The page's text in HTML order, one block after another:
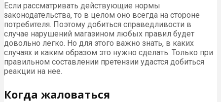
Если рассматривать действующие нормы
законодательства, то в целом оно всегда на стороне
потребителя. Поэтому добиться справедливости в
случае нарушений магазином любых правил будет
довольно легко. Но для этого важно знать, в каких
случаях и каким образом это нужно сделать. Только при
правильном составлении претензии удастся добиться
реакции на нее.
Когда жаловаться